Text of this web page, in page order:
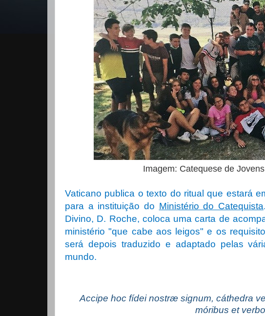
Imagem: Catequese de
Vaticano publica o texto do ritual que estará
para a instituição do Ministério do Catequista
Divino, D. Roche, coloca uma carta de
ministério "que cabe aos leigos" e os
será depois traduzido e adaptado pelas
mundo.
Accipe hoc fídei nostræ signum, cáthedra
móribus et